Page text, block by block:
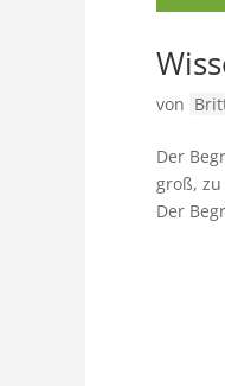
von
Der
groß,
Der